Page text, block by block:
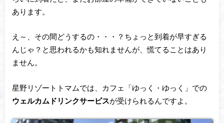
あります。
え～、その間どうするの・・・？ちょっと到着が早すぎる
んじゃ？と思われるかも知れませんが、慌てることはあり
ません。
星野リゾートトマムでは、カフェ「ゆっく・ゆっく」での
ウェルカムドリンクサービスが受けられるんですよ。